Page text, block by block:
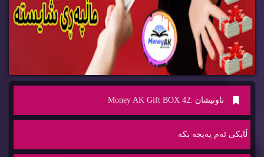
ناونیشان :Money AK Gift BOX 42
ڵایكی ئه‌م په‌یجه‌ بكه‌